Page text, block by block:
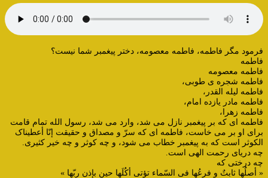
فرمود مگر فاطمه، فاطمه معصومه، دختر پیغمبر شما نیست؟
فاطمه
فاطمه معصومه
فاطمه شجره ی طوبی،
فاطمه لیله القدر،
فاطمه مادر یازده امام،
فاطمه زهرا،
فاطمه ای که بر پیغمبر نازل می شد، وارد می شد، رسول الله تمام قامت
برای او بر می خاست، فاطمه ای که سرّ و مصداق و حقیقت إنّا أعطیناک
الکوثر است که به پیغمبر خطاب می شود، و چه کوثر و چه خیر کثیری.
چه دریای رحمت الهی است.
چه درختی که
« أصلُها ثابتٌ و فرعُها فی السّماء تؤتی أکُلَها حینٍ بإذن ربّها »